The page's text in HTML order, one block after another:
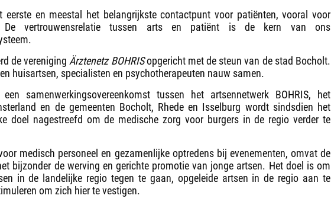
eerste en meestal het belangrijkste contactpunt voor patiënten, vooral voor
De vertrouwensrelatie tussen arts en patiënt is de kern van ons
de vereniging Ärztenetz BOHRISopgericht met de steun van de stad Bocholt.
huisartsen, specialisten en psychotherapeuten nauw samen.
samenwerkingsovereenkomst tussen het artsennetwerk BOHRIS, het
en de gemeenten Bocholt, Rhede en Isselburg wordt sindsdien het
doel nagestreefd om de medische zorg voor burgers in de regio verder te
medisch personeel en gezamenlijke optredens bij evenementen, omvat de
bijzonder de werving en gerichte promotie van jonge artsen. Het doel is om
in de landelijke regio tegen te gaan, opgeleide artsen in de regio aan te
om zich hier te vestigen.